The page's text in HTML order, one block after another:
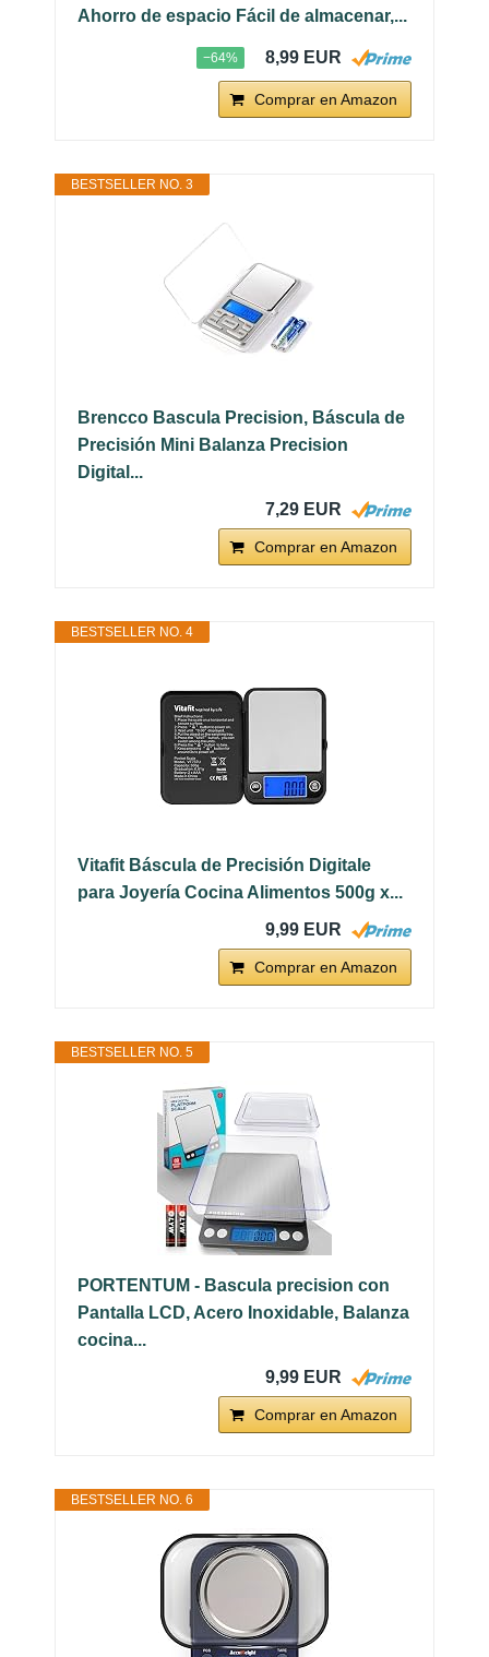
Ahorro de espacio Fácil de almacenar,...
−64% 8,99 EUR
Comprar en Amazon
BESTSELLER NO. 3
Brencco Bascula Precision, Báscula de
Precisión Mini Balanza Precision
Digital...
7,29 EUR
Comprar en Amazon
BESTSELLER NO. 4
Vitafit Báscula de Precisión Digitale
para Joyería Cocina Alimentos 500g x...
9,99 EUR
Comprar en Amazon
BESTSELLER NO. 5
PORTENTUM - Bascula precision con
Pantalla LCD, Acero Inoxidable, Balanza
cocina...
9,99 EUR
Comprar en Amazon
BESTSELLER NO. 6